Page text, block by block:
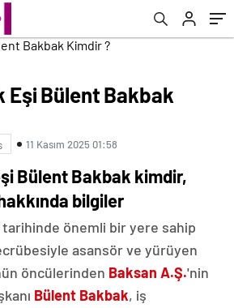
Eşi Bülent Bakbak
11 Kasım 2025 01:58
Bülent Bakbak kimdir,
bilgiler
tarihinde önemli bir yere sahip
asansör ve yürüyen
öncülerinden Baksan A.Ş.'nin
Bülent Bakbak, iş